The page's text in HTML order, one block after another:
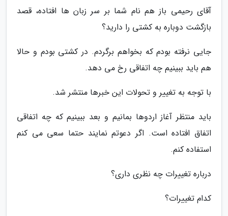
آقای رحیمی باز هم نام شما بر سر زبان ها افتاده، قصد
بازگشت دوباره به کشتی را دارید؟
جایی نرفته بودم که بخواهم برگردم. در کشتی بودم و حالا
هم باید ببینیم چه اتفاقی رخ می دهد.
با توجه به تغییر و تحولات این خبرها منتشر شد.
باید منتظر آغاز اردوها بمانیم و بعد ببینیم که چه اتفاقی
اتفاق افتاده است. اگر دعوتم نمایند حتما سعی می کنم
استفاده کنم.
درباره تغییرات چه نظری داری؟
کدام تغییرات؟